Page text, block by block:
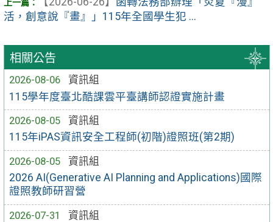
相關公告
2026-08-06
資訊組
115學年度臺北酷課雲平臺講師認證實施計畫
2026-08-05
資訊組
115年iPAS資訊安全工程師(初階)證照班(第2期)
2026-08-05
資訊組
2026 AI(Generative AI Planning and Applications)國際
證照教師研習營
2026-07-31
資訊組
活，創意說『畫』」115年全國學生犯 ...